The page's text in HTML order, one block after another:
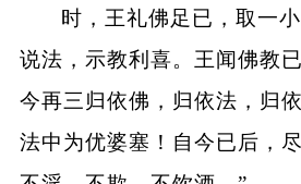
时，王礼佛足已，取一
说法，示教利喜。王闻佛教
今再三归依佛，归依法，归
法中为优婆塞！自今已后，